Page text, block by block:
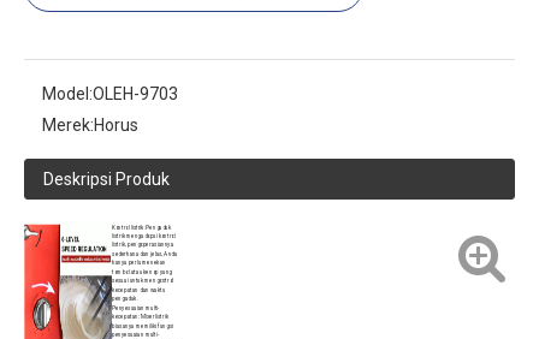
Model:OLEH-9703
Merek:Horus
Deskripsi Produk
Kontrol listrik: Pengaduk
listrik mengadopsi kontrol
listrik, pengoperasiannya
sederhana dan jelas, Anda
hanya perlu menekan
tombol atau kenop yang
sesuai untuk mengontrol
kecepatan dan waktu
pengaduk.
Penyesuaian multi-
kecepatan: Mixer listrik
biasanya memiliki fungsi
penyesuaian multi-